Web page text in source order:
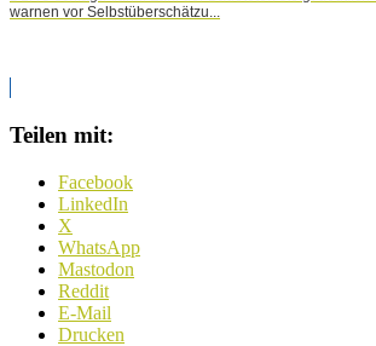
warnen vor Selbstüberschätzu...
Teilen mit:
Facebook
LinkedIn
X
WhatsApp
Mastodon
Reddit
E-Mail
Drucken